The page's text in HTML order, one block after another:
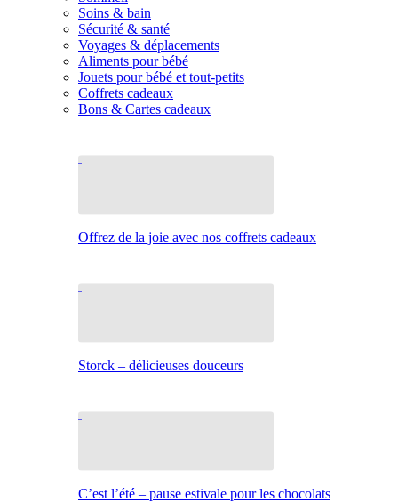
Soins & bain
Sécurité & santé
Voyages & déplacements
Aliments pour bébé
Jouets pour bébé et tout-petits
Coffrets cadeaux
Bons & Cartes cadeaux
Offrez de la joie avec nos coffrets cadeaux
Storck – délicieuses douceurs
C’est l’été – pause estivale pour les chocolats